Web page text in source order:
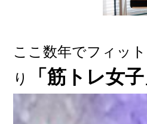
ここ数年でフィッ
り
「筋トレ女子